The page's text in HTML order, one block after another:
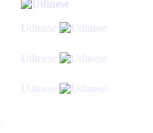
Udinese
Udinese
Udinese